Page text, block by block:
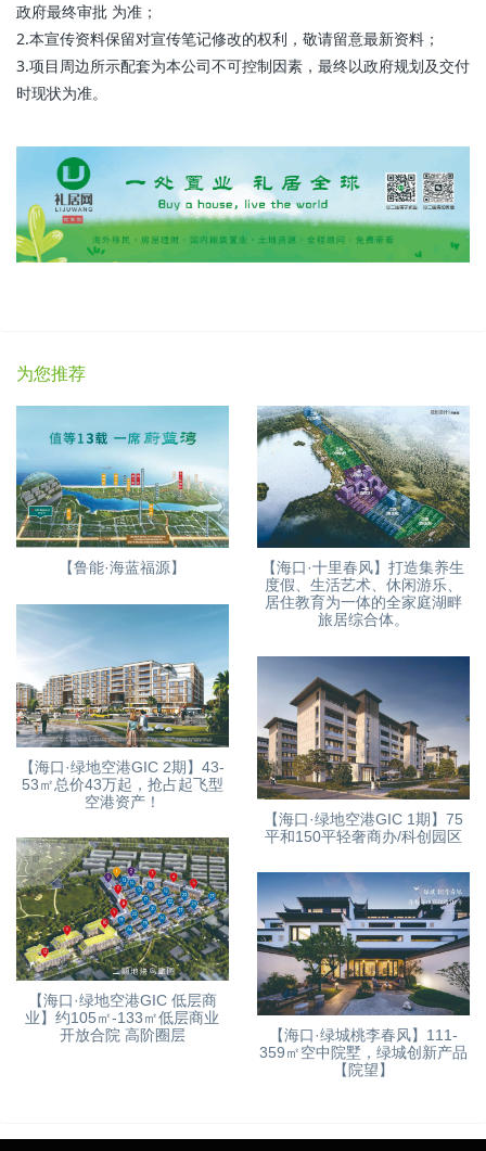
政府最终审批 为准；
2.本宣传资料保留对宣传笔记修改的权利，敬请留意最新资料；
3.项目周边所示配套为本公司不可控制因素，最终以政府规划及交付
时现状为准。
为您推荐
【鲁能·海蓝福源】
【海口·十里春风】打造集养生
度假、生活艺术、休闲游乐、
居住教育为一体的全家庭湖畔
旅居综合体。
【海口·绿地空港GIC 2期】43-
53㎡总价43万起，抢占起飞型
空港资产！
【海口·绿地空港GIC 1期】75
平和150平轻奢商办/科创园区
【海口·绿地空港GIC 低层商
业】约105㎡-133㎡低层商业
开放合院 高阶圈层
【海口·绿城桃李春风】111-
359㎡空中院墅，绿城创新产品
【院望】